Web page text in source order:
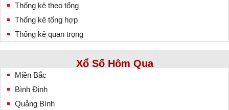
Thống kê theo tổng
Thống kê tổng hợp
Thống kê quan trọng
Xổ Số Hôm Qua
Miền Bắc
Bình Định
Quảng Bình